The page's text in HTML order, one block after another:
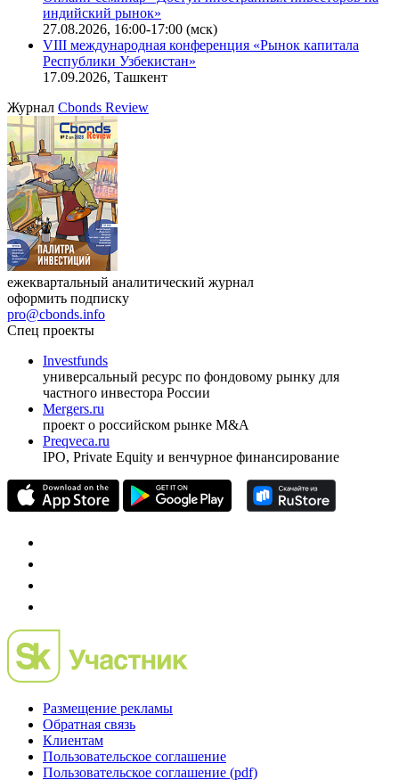
Онлайн-семинар «Новый стандарт инвестиций в
офисную недвижимость»
11.08.2026, 16:30-18:00 (мск)
Онлайн-семинар «Доступ иностранных инвесторов на
индийский рынок»
VIII международная конференция «Рынок капитала
Республики Узбекистан»
17.09.2026, Ташкент
ЖурналCbonds Review
оформить подписку
pro@cbonds.info
Спец проекты
Investfunds
универсальный ресурс по фондовому рынку для
частного инвестора России
проект о российском рынке M&A
Preqveca.ru
Размещение рекламы